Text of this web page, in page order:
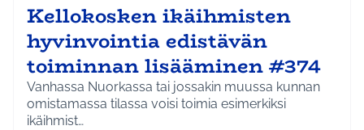
Kellokosken ikäihmisten
hyvinvointia edistävän
toiminnan lisääminen #374
Vanhassa Nuorkassa tai jossakin muussa kunnan
omistamassa tilassa voisi toimia esimerkiksi
ikäihmist…